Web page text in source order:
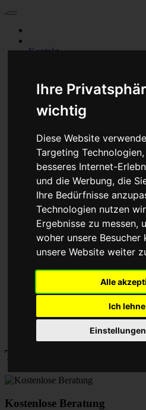
Ihre
wichtig
Diese Website
Targeting
besseres Internet-
und die Werbung, die
Ihre Bedürfnisse
Technologien nutzen
Ergebnisse zu messen,
woher unsere Besucher
unsere Website weiter
Alle
Ich
Kontakt
Techniker Hotline
Kostenlose Beratung